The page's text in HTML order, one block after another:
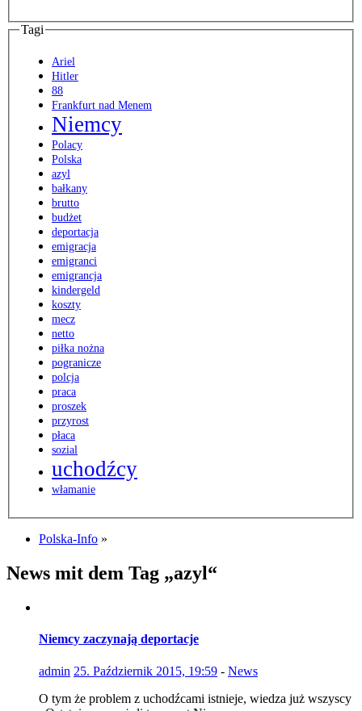
Tagi
Ariel
Hitler
88
Frankfurt nad Menem
Niemcy
Polacy
Polska
azyl
bałkany
brutto
budżet
deportacja
emigracja
emigranci
emigrancja
kindergeld
koszty
mecz
netto
piłka nożna
pogranicze
polcja
praca
proszek
przyrost
płaca
sozial
uchodźcy
włamanie
Polska-Info »
News mit dem Tag „azyl“
Niemcy zaczynają deportacje
admin 25. Październik 2015, 19:59 - News
O tym że problem z uchodźcami istnieje, wiedza już wszyscy